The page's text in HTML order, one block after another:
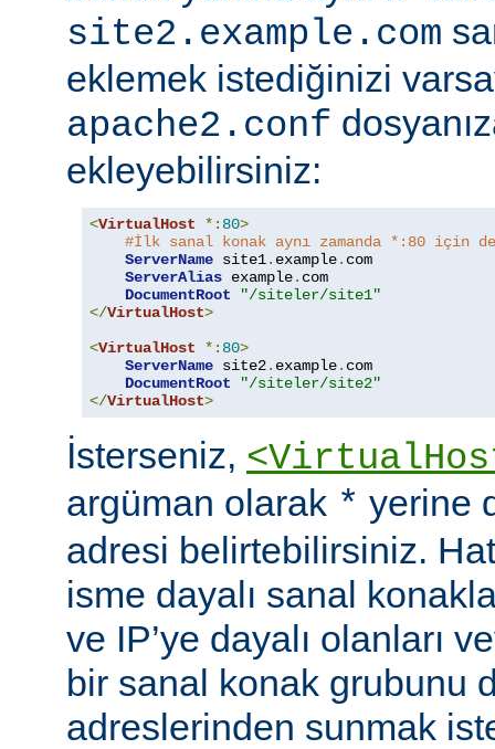
site2.example.com
eklemek istediğinizi
apache2.conf
ekleyebilirsiniz:
<VirtualHost *: 80>
#İlk sanal konak aynı zamanda *:80 için
ServerName site1. example. com
ServerAlias example. com
DocumentRoot
"/siteler/site1"
</VirtualHost>
<VirtualHost *: 80>
ServerName site2. example. com
DocumentRoot
"/siteler/site2"
</VirtualHost>
İsterseniz,
argüman olarak * yerine
adresi belirtebilirsiniz.
isme dayalı sanal
ve IP’ye dayalı olanları
bir sanal konak grubunu
adreslerinden sunmak